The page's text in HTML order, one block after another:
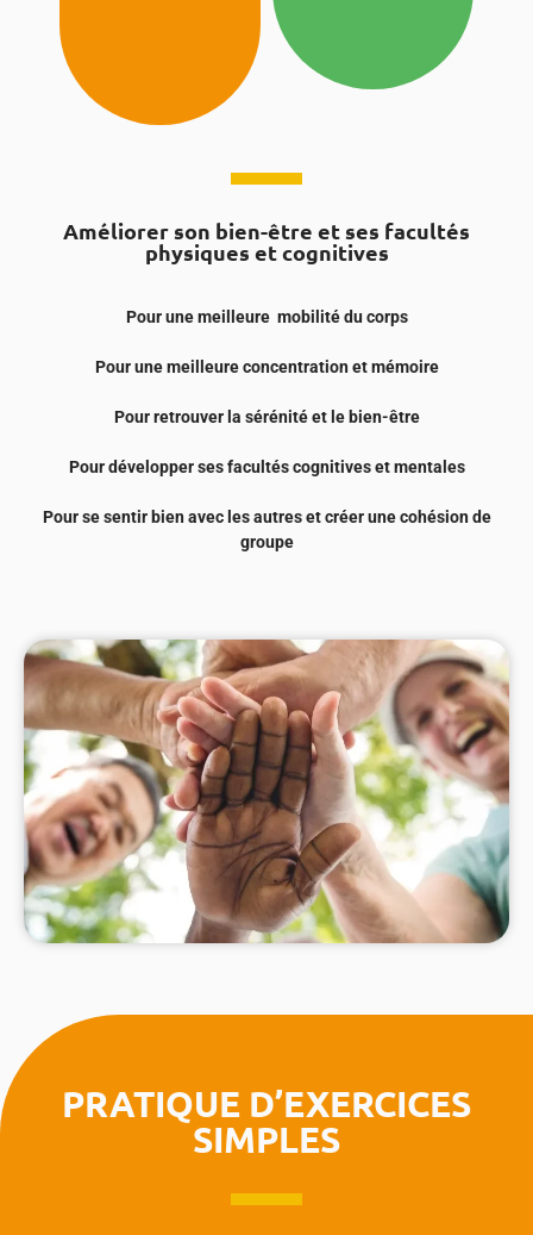
Améliorer son bien-être et ses facultés
physiques et cognitives
Pour une meilleure mobilité du corps
Pour une meilleure concentration et mémoire
Pour retrouver la sérénité et le bien-être
Pour développer ses facultés cognitives et mentales
Pour se sentir bien avec les autres et créer une cohésion de
groupe
PRATIQUE D’EXERCICES
SIMPLES